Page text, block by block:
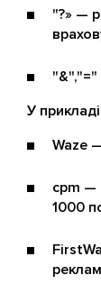
"?» —
"&","="
У
Waze
cpm —
1000